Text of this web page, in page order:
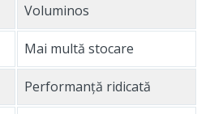
Voluminos
Mai multă stocare
Performanță ridicată